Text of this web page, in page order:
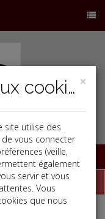
×
Politique relative aux cookies
site utilise des
vous connecter
(veille,
également
servir et vous
Vous
que nous